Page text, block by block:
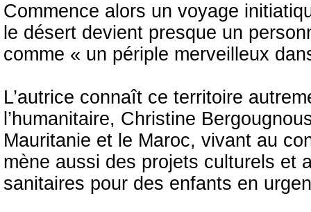
Commence alors un voyage
le désert devient presque un
comme « un périple merveilleux
L’autrice connaît ce territoire
l’humanitaire, Christine
Mauritanie et le Maroc, vivant au
mène aussi des projets culturels et
sanitaires pour des enfants en